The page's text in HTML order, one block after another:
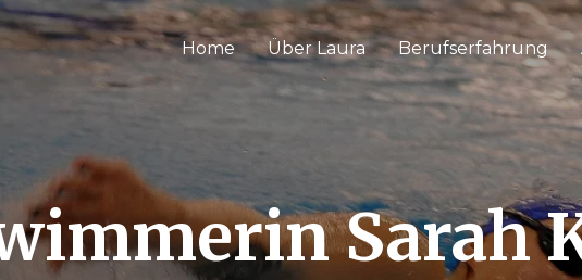
Home Über Laura Berufserfahrung
Sarah